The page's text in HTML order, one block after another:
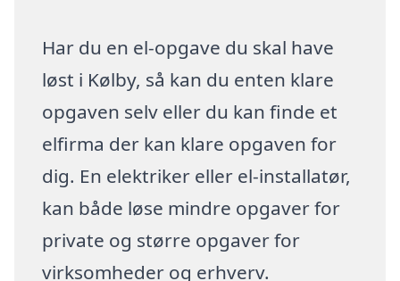
Har du en el-opgave du skal have
løst i Kølby, så kan du enten klare
opgaven selv eller du kan finde et
elfirma der kan klare opgaven for
dig. En elektriker eller el-installatør,
kan både løse mindre opgaver for
private og større opgaver for
virksomheder og erhverv.